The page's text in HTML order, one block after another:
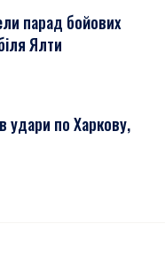
парад бойових
Ялти
удари по Харкову,